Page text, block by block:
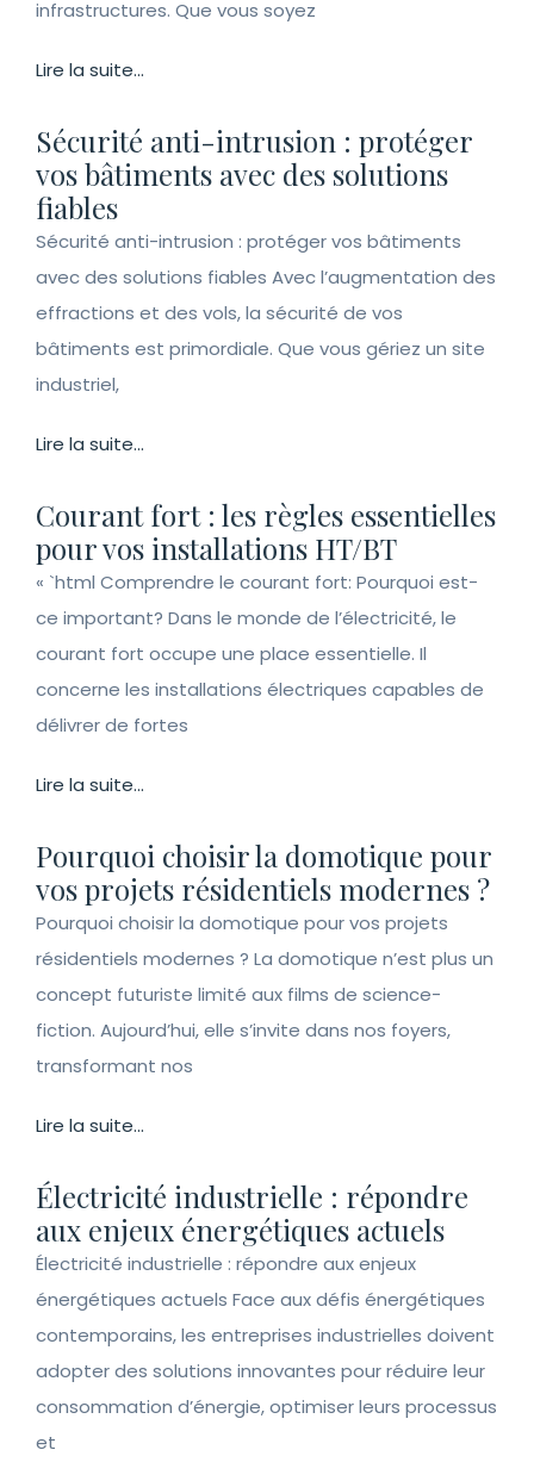
infrastructures. Que vous soyez
Lire la suite...
Sécurité anti-intrusion : protéger
vos bâtiments avec des solutions
fiables
Sécurité anti-intrusion : protéger vos bâtiments
avec des solutions fiables Avec l’augmentation des
effractions et des vols, la sécurité de vos
bâtiments est primordiale. Que vous gériez un site
industriel,
Lire la suite...
Courant fort : les règles essentielles
pour vos installations HT/BT
« `html Comprendre le courant fort: Pourquoi est-
ce important? Dans le monde de l’électricité, le
courant fort occupe une place essentielle. Il
concerne les installations électriques capables de
délivrer de fortes
Lire la suite...
Pourquoi choisir la domotique pour
vos projets résidentiels modernes ?
Pourquoi choisir la domotique pour vos projets
résidentiels modernes ? La domotique n’est plus un
concept futuriste limité aux films de science-
fiction. Aujourd’hui, elle s’invite dans nos foyers,
transformant nos
Lire la suite...
Électricité industrielle : répondre
aux enjeux énergétiques actuels
Électricité industrielle : répondre aux enjeux
énergétiques actuels Face aux défis énergétiques
contemporains, les entreprises industrielles doivent
adopter des solutions innovantes pour réduire leur
consommation d’énergie, optimiser leurs processus
et